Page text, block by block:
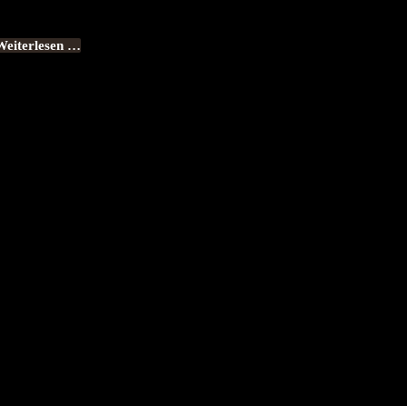
…